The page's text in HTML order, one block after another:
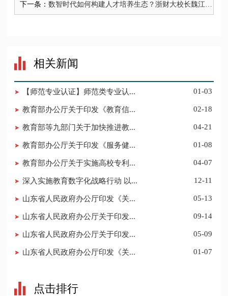
下一条：数智时代如何构建人才培养生态？浙财大校长魏江：
“一人一策”
相关新闻
【师范专业认证】师范类专业认... 01-03
教育部办公厅关于印发《教育信... 02-18
教育部等九部门关于加快推进教... 04-21
教育部办公厅关于印发《服务健... 01-08
教育部办公厅关于实施高校专利... 04-07
深入实施教育数字化战略行动 以... 12-11
山东省人民政府办公厅印发《关... 05-13
山东省人民政府办公厅关于印发... 09-14
山东省人民政府办公厅关于印发... 05-09
山东省人民政府办公厅印发《关... 01-07
点击排行